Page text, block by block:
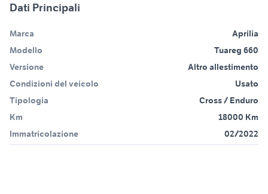
Dati Principali
Marca
Aprilia
Modello
Tuareg 660
Versione
Altro allestimento
Condizioni del veicolo
Usato
Tipologia
Cross / Enduro
Km
18000 Km
Immatricolazione
02/2022